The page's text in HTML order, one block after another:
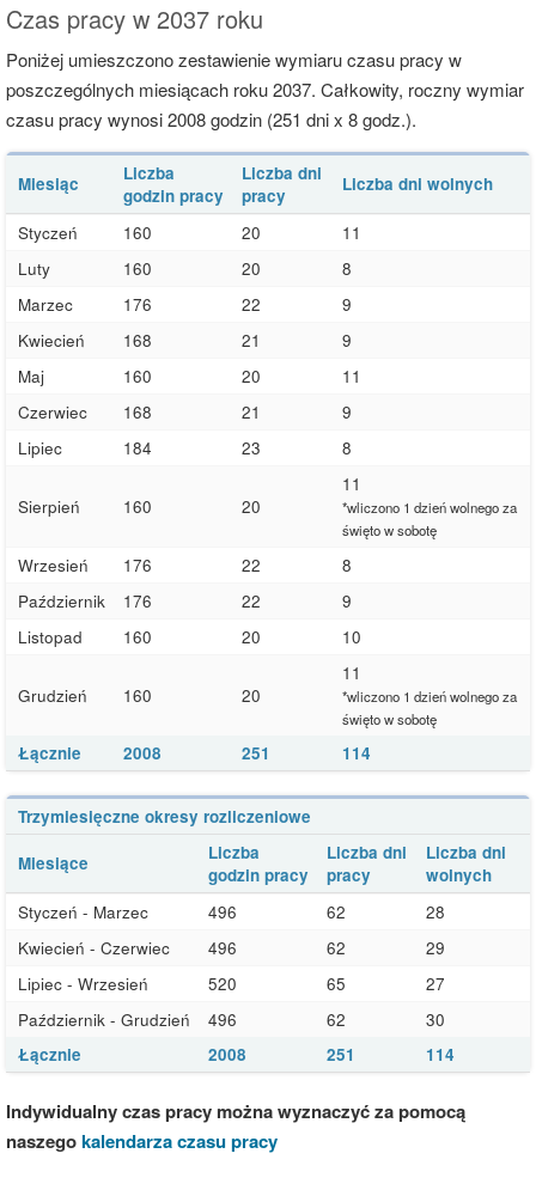
Czas pracy w 2037 roku
Poniżej umieszczono zestawienie wymiaru czasu pracy w
poszczególnych miesiącach roku 2037. Całkowity, roczny wymiar
czasu pracy wynosi 2008 godzin (251 dni x 8 godz.).
Miesiąc
Liczba
godzin pracy
Liczba dni
pracy
Liczba dni wolnych
Styczeń 160 20
11
Luty
160 20
8
Marzec
176 22
9
Kwiecień
168 21
9
Maj
160 20
11
Czerwiec
168 21
9
Lipiec
184 23 8
Sierpień 160 20
11
*wliczono 1 dzień wolnego za
święto w sobotę
Wrzesień 176 22
8
Październik
176 22
9
Listopad
160 20 10
Grudzień 160 20
11
*wliczono 1 dzień wolnego za
święto w sobotę
Łącznie 2008 251 114
Trzymiesięczne okresy rozliczeniowe
Miesiące
Liczba
godzin pracy
Liczba dni
pracy
Liczba dni
wolnych
Styczeń - Marzec
496 62
28
Kwiecień - Czerwiec
496 62
29
Lipiec - Wrzesień
520 65
27
Październik - Grudzień
496 62
30
Łącznie
2008 251 114
Indywidualny czas pracy można wyznaczyć za pomocą
naszegokalendarza czasu pracy